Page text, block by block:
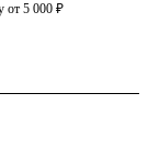
от 5 000 ₽